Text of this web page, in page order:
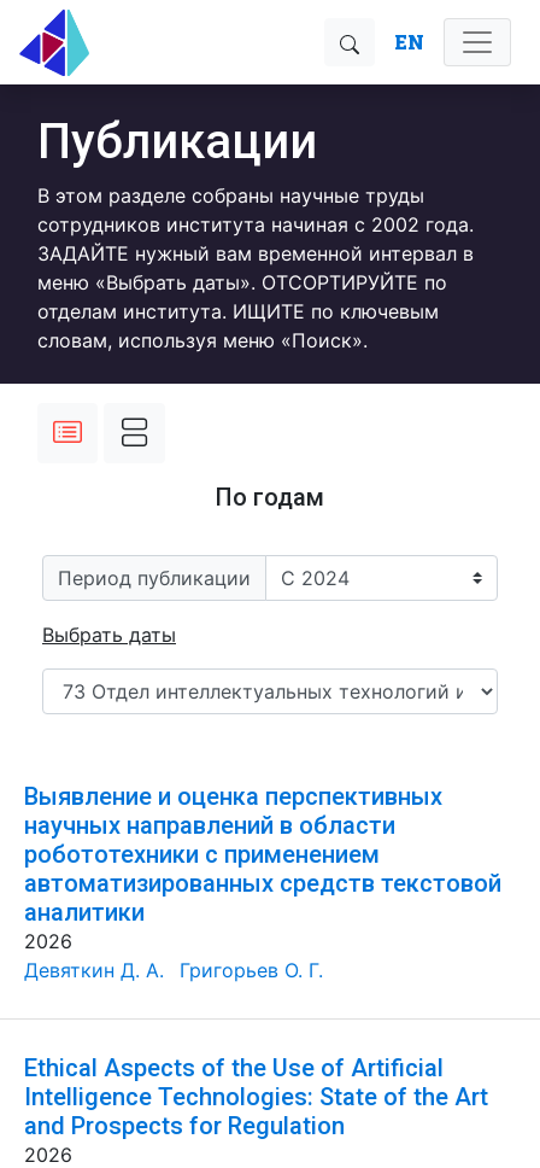
EN
Публикации
В этом разделе собраны научные труды
сотрудников института начиная с 2002 года.
ЗАДАЙТЕ нужный вам временной интервал в
меню «Выбрать даты». ОТСОРТИРУЙТЕ по
отделам института. ИЩИТЕ по ключевым
словам, используя меню «Поиск».
По годам
Период публикации
Выбрать даты
Выявление и оценка перспективных
научных направлений в области
робототехники с применением
автоматизированных средств текстовой
аналитики
2026
Девяткин Д. А.
Григорьев О. Г.
Ethical Aspects of the Use of Artificial
Intelligence Technologies: State of the Art
and Prospects for Regulation
2026